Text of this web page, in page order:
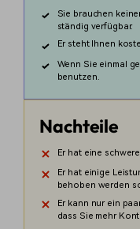
Sie brauchen
ständig verfügbar.
Er steht Ihnen
Wenn Sie einmal
benutzen.
Nachteile
Er hat eine
Er hat einige
behoben werden
Er kann nur ein
dass Sie mehr